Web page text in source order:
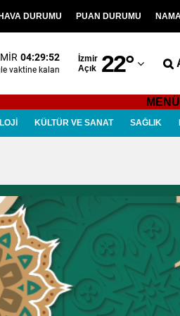
HAVA DURUMU PUAN DURUMU
04:29:51
vaktine kalan
İzmir
Açık 22°
Adıyaman
Afyonkarahisar
Ağrı
Ankara
Antalya
Artvin
Aydın
Balıkesir
MENÜ
KÜLTÜR VE SANAT SAĞLIK